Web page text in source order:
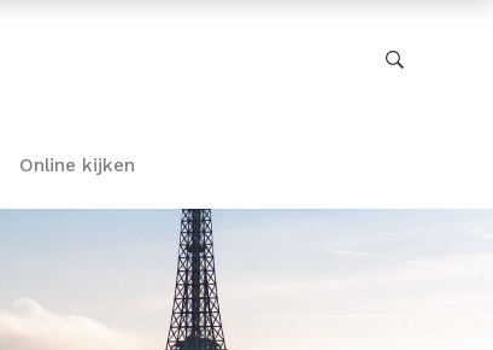
Online kijken